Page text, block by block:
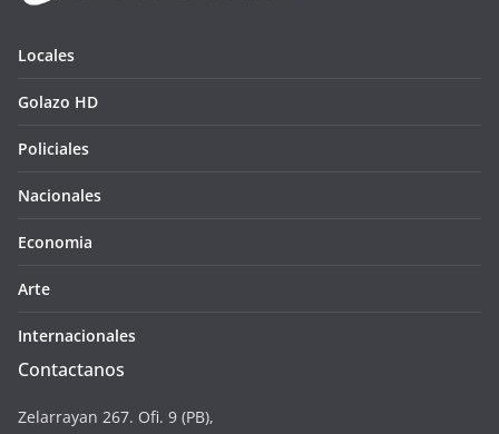
Locales
Golazo HD
Policiales
Nacionales
Economia
Arte
Internacionales
Contactanos
Zelarrayan 267. Ofi. 9 (PB),